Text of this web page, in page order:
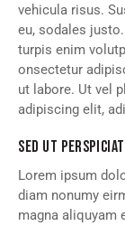
vehicula risus.
eu, sodales
turpis enim
onsectetur
ut labore. Ut vel
adipiscing elit,
SED UT
Lorem ipsum
diam nonumy
magna aliquyam